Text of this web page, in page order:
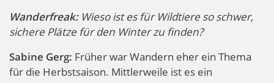
Wanderfreak:Wieso ist es für Wildtiere so schwer,
sichere Plätze für den Winter zu finden?
Sabine Gerg: Früher war Wandern eher ein Thema
für die Herbstsaison. Mittlerweile ist es ein